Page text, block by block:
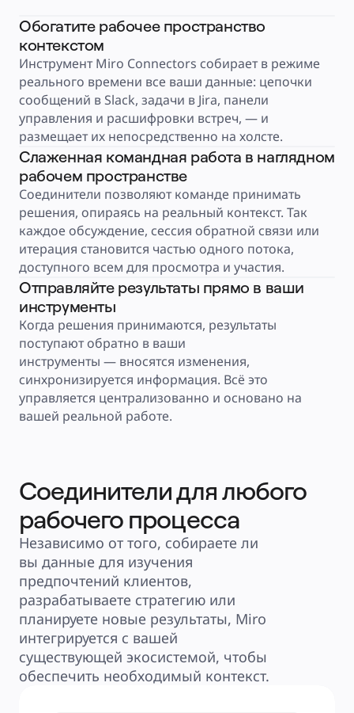
Финансовые услуги
Науки о жизни и фармацевтика
По типу команды
Управление продуктами
Дизайн и UX
Проектирование
Лидерство и Ops
Операции
Маркетинг
По стратегическим инициативам
Система управления продуктом
ИИ-трансформация
Трансформация способов работы
Цифровое взаимодействие сотрудников
Дизайн взаимодействия с пользователями и
Ресурсы
Обучение
Истории пользователей
Academy
Обучение Reforge
Сообщество и поддержка
Центр поддержки
События
Сообщество
Блог
Партнеры и услуги
Профессиональные сервисы Miro
Партнеры по решениям
Тарифы
Обогатите рабочее пространство
контекстом
Инструмент Miro Connectors собирает в режиме
реального времени все ваши данные: цепочки
сообщений в Slack, задачи в Jira, панели
управления и расшифровки встреч, — и
размещает их непосредственно на холсте.
Слаженная командная работа в наглядном
рабочем пространстве
Соединители позволяют команде принимать
решения, опираясь на реальный контекст. Так
каждое обсуждение, сессия обратной связи или
итерация становится частью одного потока,
доступного всем для просмотра и участия.
Отправляйте результаты прямо в ваши
инструменты
Когда решения принимаются, результаты
поступают обратно в ваши
инструменты — вносятся изменения,
синхронизируется информация. Всё это
управляется централизованно и основано на
вашей реальной работе.
Соединители для любого
рабочего процесса
Независимо от того, собираете ли
вы данные для изучения
предпочтений клиентов,
разрабатываете стратегию или
планируете новые результаты, Miro
интегрируется с вашей
существующей экосистемой, чтобы
обеспечить необходимый контекст.